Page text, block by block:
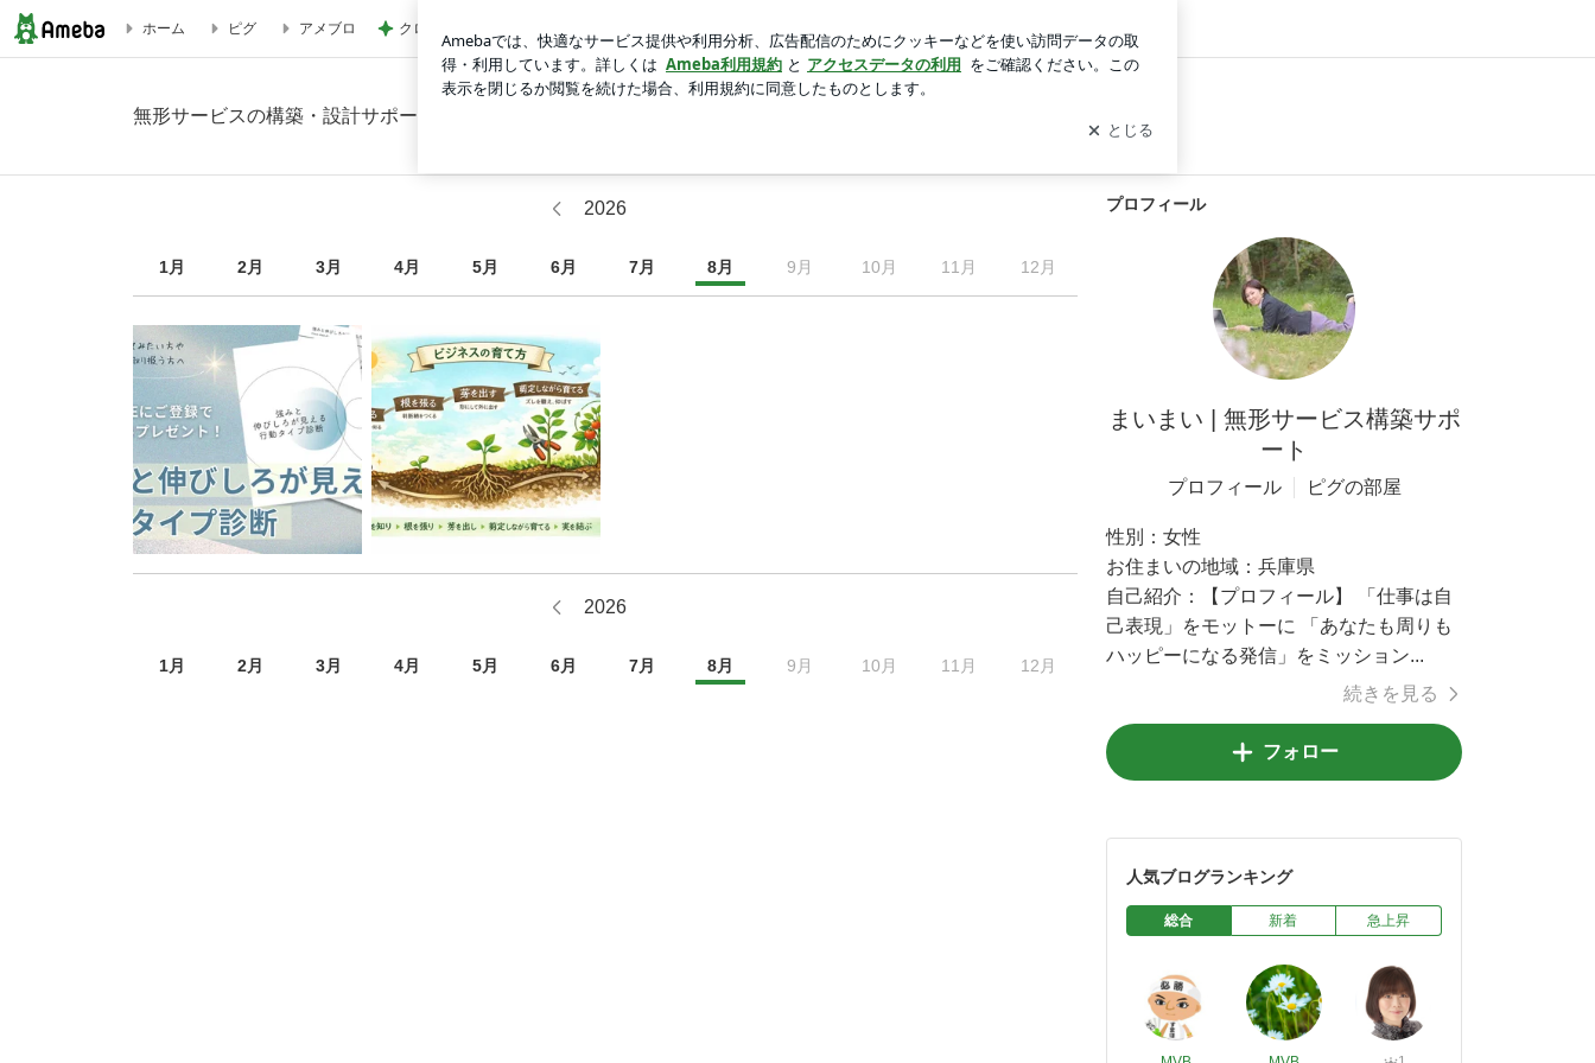
2026年8月の画像｜無形サービスの構築・設計サポート/セラピスト·カウンセラー·講師のための起業スタート＆オンライン化サポート
ホーム ピグ アメブロ クロ 娘が夢中なシール帳の好きな所
無形サービスの構築・設計サポート/セラピスト·カウンセラー·講師のための起業スタート＆オンライン化サポート
2026
1月 2月 3月 4月 5月 6月 7月 8月 9 月 10 月 11 月 12 月
2026
1月 2月 3月 4月 5月 6月 7月 8月 9 月 10 月 11 月 12 月
プロフィール
まいまい | 無形サービス構築サポ
ート
プロフィール ピグの部屋
性別： 女性
お住まいの地域： 兵庫県
自己紹介：
【プロフィール】 「仕事は自
己表現」をモットーに 「あなたも周りも
ハッピーになる発信」をミッション...
続きを見る
フォロー
人気ブログランキング
総合 新着 急上昇